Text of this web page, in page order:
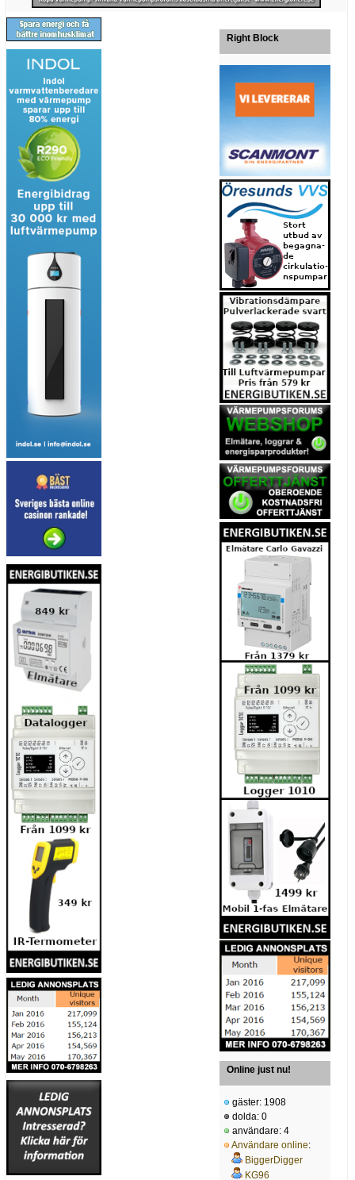
Right Block
Online just nu!
gäster: 1908
dolda: 0
användare: 4
Användare online:
BiggerDigger
KG96